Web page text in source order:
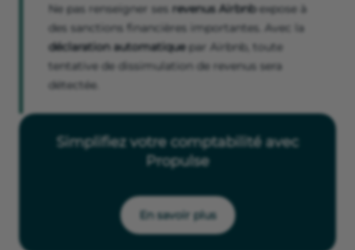
Ne pas renseigner ses revenus Airbnbexpose à
des sanctions financières importantes. Avec la
déclaration automatiquepar Airbnb, toute
tentative de dissimulation de revenus sera
détectée.
Simplifiez votre comptabilité avec
Propulse
En savoir plus